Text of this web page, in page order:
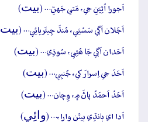
اَجورا اُٿِيَنِ جي، مَٿي جَهڻِ… (بيت)
اَجَلان اَڳي سَسُئِي، مُنڌَ جِيئَريائِي… (بيت
اَحَدان اَڳي جَا ھُئِي، سُوڌِي… (بيت)
اَحَدَ جي اِسرارَ کي، جُنبِي… (بيت)
اَحَدُ اَحمَدُ پاڻَ ۾، وِچان… (بيت)
اَدا اي ٻانڌِي ٻيٽَنِ وارا،… (وائِي)